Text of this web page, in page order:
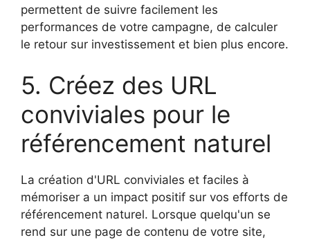
permettent de suivre facilement les
performances de votre campagne, de calculer
le retour sur investissement et bien plus encore.
5. Créez des URL
conviviales pour le
référencement naturel
La création d'URL conviviales et faciles à
mémoriser a un impact positif sur vos efforts de
référencement naturel. Lorsque quelqu'un se
rend sur une page de contenu de votre site,